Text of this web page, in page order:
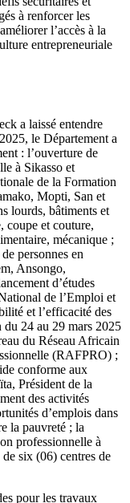
à renforcer les
l’accès à la
entrepreneuriale
a laissé entendre
le Département a
: l’ouverture de
à Sikasso et
de la Formation
Mopti, San et
lourds, bâtiments et
coupe et couture,
mécanique ;
personnes en
Ansongo,
d’études
de l’Emploi et
et l’efficacité des
24 au 29 mars 2025
du Réseau Africain
(RAFPRO) ;
conforme aux
Président de la
des activités
d’emplois dans
la pauvreté ; la
professionnelle à
six (06) centres de
pour les travaux